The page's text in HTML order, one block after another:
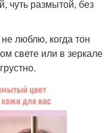
чуть размытой, без
люблю, когда тон
свете или в зеркале